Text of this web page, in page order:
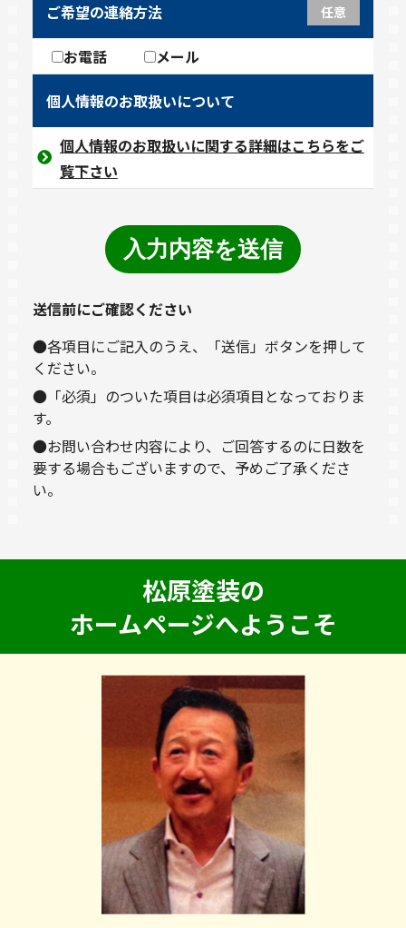
ご希望の連絡方法 任意
お電話 メール
個人情報のお取扱いについて
個人情報のお取扱いに関する詳細はこちらをご
覧下さい
送信前にご確認ください
●各項目にご記入のうえ、「送信」ボタンを押して
ください。
●「必須」のついた項目は必須項目となっておりま
す。
●お問い合わせ内容により、ご回答するのに日数を
要する場合もございますので、予めご了承くださ
い。
松原塗装の
ホームページへようこそ